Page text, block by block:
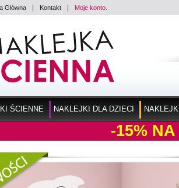
Główna Kontakt Moje konto.
ŚCIENNE NAKLEJKI DLA DZIECI
-15% NA